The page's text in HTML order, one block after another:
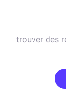
trouver des